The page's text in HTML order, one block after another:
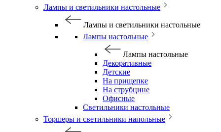
Лампы и светильники настольные
Лампы и светильники настольные
Лампы настольные
Лампы настольные
Декоративные
Детские
На прищепке
На струбцине
Офисные
Светильники настольные
Торшеры и светильники напольные